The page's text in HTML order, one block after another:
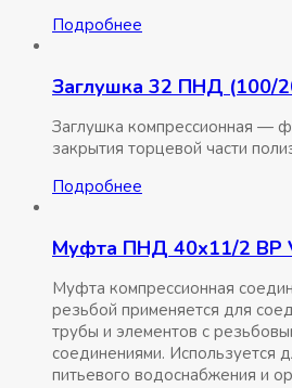
Подробнее
Заглушка 32 ПНД (100/
Заглушка компрессионная —
закрытия торцевой части
Подробнее
Муфта ПНД 40х11/2 ВР
Муфта компрессионная
резьбой применяется для
трубы и элементов с
соединениями. Используется
питьевого водоснабжения и